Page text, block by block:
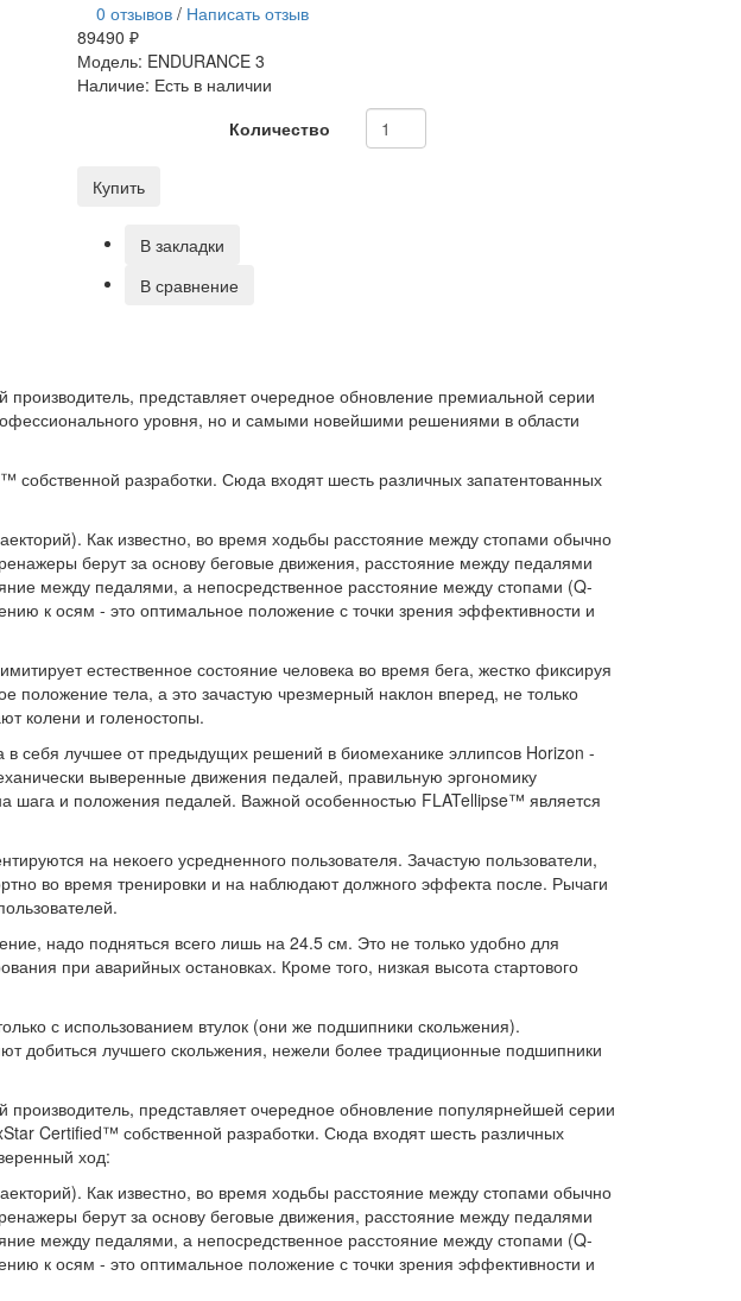
0 отзывов/ Написать отзыв
89490 ₽
Модель: ENDURANCE 3
Наличие: Есть в наличии
Количество
Купить
В закладки
В сравнение
представляет очередное обновление премиальной серии
уровня, но и самыми новейшими решениями в области
разработки. Сюда входят шесть различных запатентованных
Как известно, во время ходьбы расстояние между стопами обычно
берут за основу беговые движения, расстояние между педалями
между педалями, а непосредственное расстояние между стопами (Q-
к осям - это оптимальное положение с точки зрения эффективности и
естественное состояние человека во время бега, жестко фиксируя
положение тела, а это зачастую чрезмерный наклон вперед, не только
колени и голеностопы.
себя лучшее от предыдущих решений в биомеханике эллипсов Horizon -
выверенные движения педалей, правильную эргономику
шага и положения педалей. Важной особенностью FLATellipse™ является
на некоего усредненного пользователя. Зачастую пользователи,
во время тренировки и на наблюдают должного эффекта после. Рычаги
надо подняться всего лишь на 24.5 см. Это не только удобно для
при аварийных остановках. Кроме того, низкая высота стартового
с использованием втулок (они же подшипники скольжения).
добиться лучшего скольжения, нежели более традиционные подшипники
представляет очередное обновление популярнейшей серии
Certified™ собственной разработки. Сюда входят шесть различных
ход:
Как известно, во время ходьбы расстояние между стопами обычно
берут за основу беговые движения, расстояние между педалями
между педалями, а непосредственное расстояние между стопами (Q-
к осям - это оптимальное положение с точки зрения эффективности и